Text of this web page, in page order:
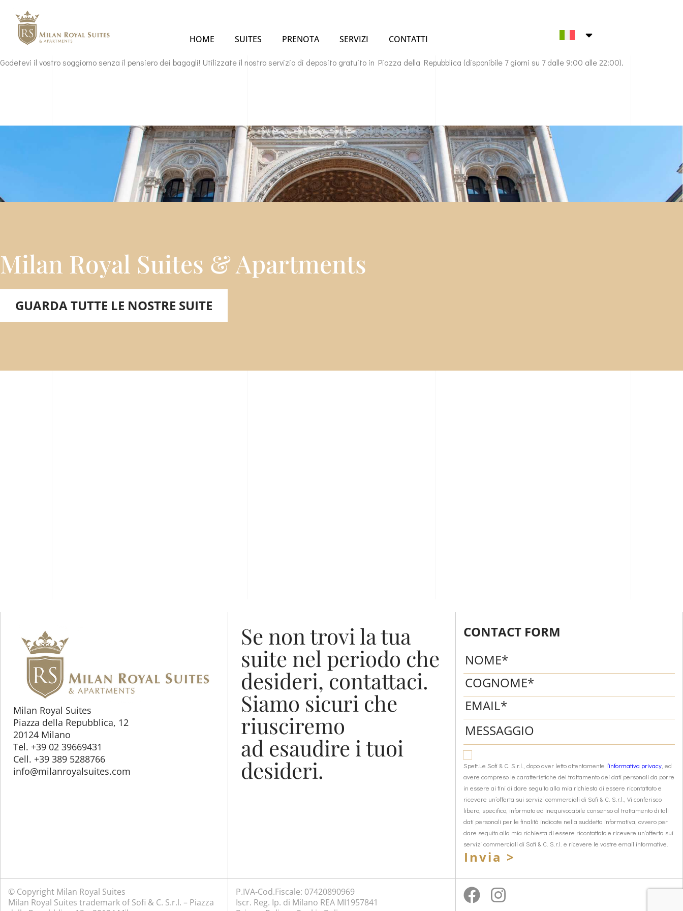
HOME SUITES PRENOTA SERVIZI CONTATTI
Godetevi il vostro soggiorno senza il pensiero dei bagagli! Utilizzate il nostro servizio di deposito gratuito in Piazza della Repubblica (disponibile 7 giorni su 7 dalle 9:00 alle 22:00).
Milan Royal Suites & Apartments
GUARDA TUTTE LE NOSTRE SUITE
Milan Royal Suites
Piazza della Repubblica, 12
20124 Milano
Tel. +39 02 39669431
Cell. +39 389 5288766
info@milanroyalsuites.com
Se non trovi la tua
suite nel periodo che
desideri, contattaci.
Siamo sicuri che
riusciremo
ad esaudire i tuoi
desideri.
CONTACT FORM
Spett.Le Sofi & C. S.r.l., dopo aver letto attentamente l’informativa privacy, ed
avere compreso le caratteristiche del trattamento dei dati personali da porre
in essere ai fini di dare seguito alla mia richiesta di essere ricontattato e
ricevere un’offerta sui servizi commerciali di Sofi & C. S.r.l., Vi conferisco
libero, specifico, informato ed inequivocabile consenso al trattamento di tali
dati personali per le finalità indicate nella suddetta informativa, ovvero per
dare seguito alla mia richiesta di essere ricontattato e ricevere un’offerta sui
servizi commerciali di Sofi & C. S.r.l. e ricevere le vostre email informative.
Invia >
© Copyright Milan Royal Suites
Milan Royal Suites trademark of Sofi & C. S.r.l. – Piazza
P.IVA-Cod.Fiscale: 07420890969
Iscr. Reg. Ip. di Milano REA MI1957841